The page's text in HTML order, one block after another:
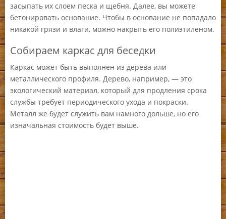
засыпать их слоем песка и щебня. Далее, вы можете
бетонировать основание. Чтобы в основание не попадало
никакой грязи и влаги, можно накрыть его полиэтиленом.
Собираем каркас для беседки
Каркас может быть выполнен из дерева или
металлического профиля. Дерево, например, — это
экологический материал, который для продления срока
службы требует периодического ухода и покраски.
Металл же будет служить вам намного дольше, но его
изначальная стоимость будет выше.